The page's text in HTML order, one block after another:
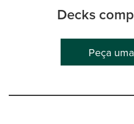
Decks
Peça